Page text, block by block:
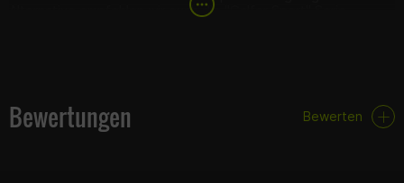
Alternative empfehlen wir euch die "Galfer Sport" Serie.
Hinweis: Hersteller verändern Bremssysteme oft innerhalb der
Bewertungen Bewerten